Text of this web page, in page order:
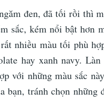
đen, đã tối rồi thì
sắc, kém nổi bật hơn
nhiều màu tối phù
hay xanh navy. Làn
với những màu sắc
bạn, tránh chọn những